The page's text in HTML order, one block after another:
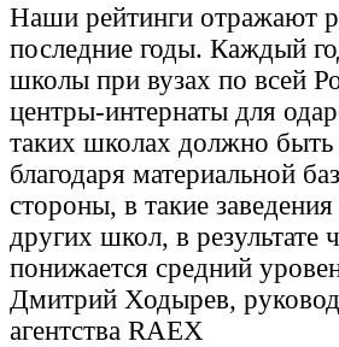
Наши рейтинги отражают
последние годы. Каждый
школы при вузах по всей
центры-интернаты для
таких школах должно быть
благодаря материальной
стороны, в такие
других школ, в результате
понижается средний
Дмитрий Ходырев,
агентства RAEX